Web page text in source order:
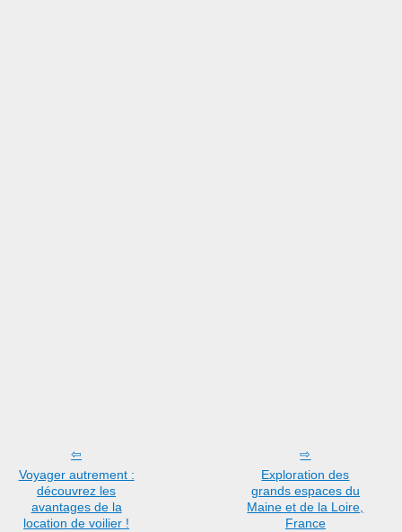
Voyager autrement :
découvrez les
avantages de la
location de voilier !
Exploration des
grands espaces du
Maine et de la Loire,
France